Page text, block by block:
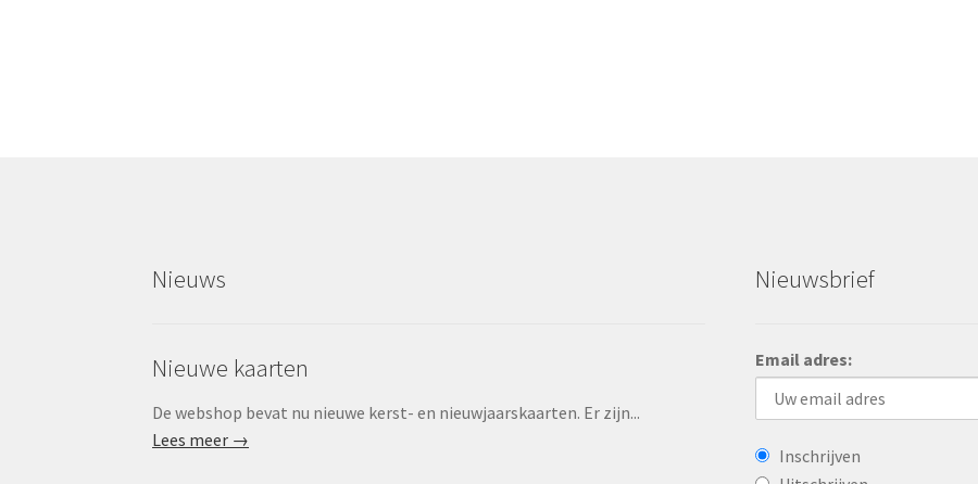
Nieuws
Nieuwe kaarten
De webshop bevat nu nieuwe kerst- en nieuwjaarskaarten. Er zijn...
Lees meer →
Nieuwsbrief
Email adres:
Inschrijven